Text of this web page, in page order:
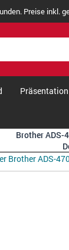
Preise inkl.
Präsentation
Brother ADS-
Brother ADS-